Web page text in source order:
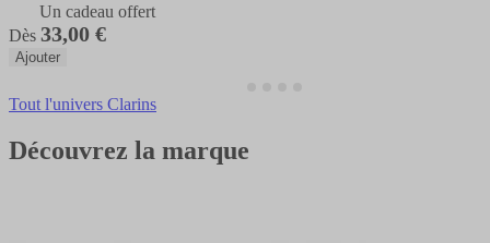
Un cadeau offert
Dès 33,00 €
Ajouter
Tout l'univers Clarins
Découvrez la marque